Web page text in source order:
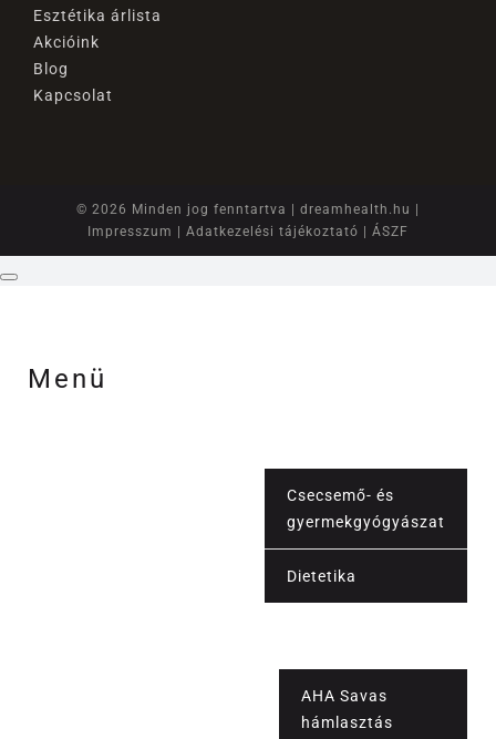
Esztétika árlista
Akcióink
Blog
Kapcsolat
© 2026 Minden jog fenntartva | dreamhealth.hu
Impresszum
Adatkezelési tájékoztató ÁSZF
Menü
Csecsemő- és
gyermekgyógyászat
Dietetika
AHA Savas
hámlasztás